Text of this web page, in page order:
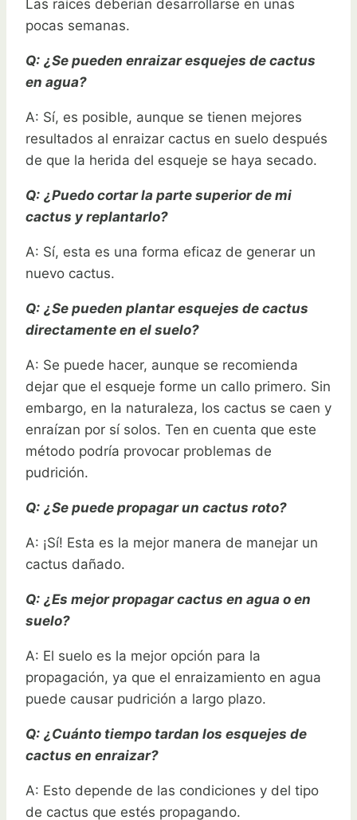
Las raíces deberían desarrollarse en unas
pocas semanas.
Q: ¿Se pueden enraizar esquejes de cactus
en agua?
A: Sí, es posible, aunque se tienen mejores
resultados al enraizar cactus en suelo después
de que la herida del esqueje se haya secado.
Q: ¿Puedo cortar la parte superior de mi
cactus y replantarlo?
A: Sí, esta es una forma eficaz de generar un
nuevo cactus.
Q: ¿Se pueden plantar esquejes de cactus
directamente en el suelo?
A: Se puede hacer, aunque se recomienda
dejar que el esqueje forme un callo primero. Sin
embargo, en la naturaleza, los cactus se caen y
enraízan por sí solos. Ten en cuenta que este
método podría provocar problemas de
pudrición.
Q: ¿Se puede propagar un cactus roto?
A: ¡Sí! Esta es la mejor manera de manejar un
cactus dañado.
Q: ¿Es mejor propagar cactus en agua o en
suelo?
A: El suelo es la mejor opción para la
propagación, ya que el enraizamiento en agua
puede causar pudrición a largo plazo.
Q: ¿Cuánto tiempo tardan los esquejes de
cactus en enraizar?
A: Esto depende de las condiciones y del tipo
de cactus que estés propagando.